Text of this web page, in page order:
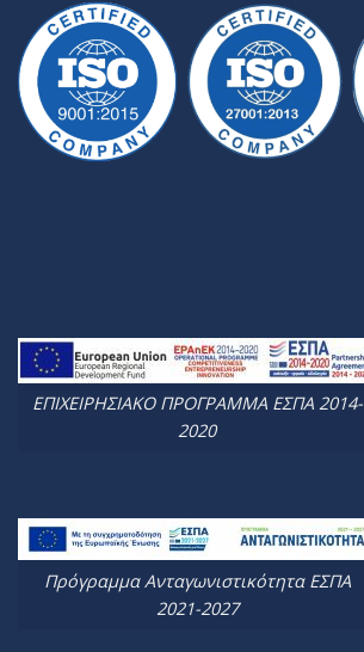
ΕΠΙΧΕΙΡΗΣΙΑΚΟ ΠΡΟΓΡΑΜΜΑ ΕΣΠΑ 2014-
2020
Πρόγραμμα Ανταγωνιστικότητα ΕΣΠΑ
2021-2027